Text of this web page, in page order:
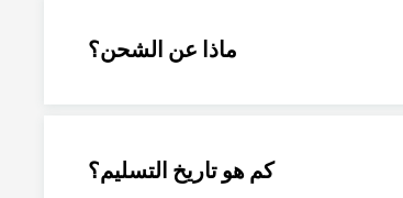
ماذا عن الشحن؟
كم هو تاريخ التسليم؟